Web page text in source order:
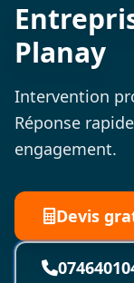
Planay
Intervention
Réponse
engagement.
Devis